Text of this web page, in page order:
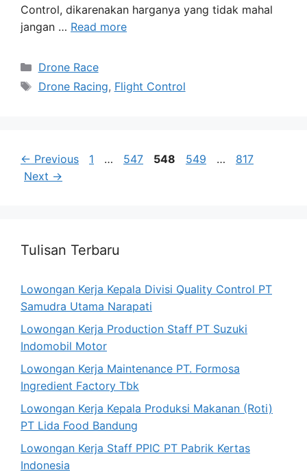
Control, dikarenakan harganya yang tidak mahal
jangan … Read more
Categories
Drone Race
Tags
Drone Racing, Flight Control
← Previous Page
1 … Page
547 Page
548 Page
549 … Page
817
Next →
Tulisan Terbaru
Lowongan Kerja Kepala Divisi Quality Control PT
Samudra Utama Narapati
Lowongan Kerja Production Staff PT Suzuki
Indomobil Motor
Lowongan Kerja Maintenance PT. Formosa
Ingredient Factory Tbk
Lowongan Kerja Kepala Produksi Makanan (Roti)
PT Lida Food Bandung
Lowongan Kerja Staff PPIC PT Pabrik Kertas
Indonesia